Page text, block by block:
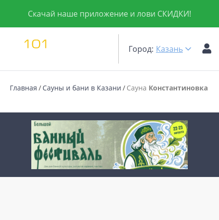
Скачай наше приложение и лови СКИДКИ!
Город: Казань
Главная Сауны и бани в Казани Сауна Константиновка